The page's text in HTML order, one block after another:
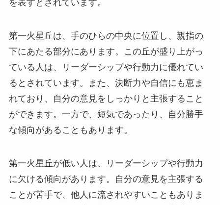
を表すとされています。
第一火星丘は、手のひらの中央に位置し、親指の
下にあたる部分にあります。この丘が盛り上がっ
ている人は、リーダーシップや行動力に優れてい
るとされています。また、決断力や自信にも恵ま
れており、自分の意見をしっかりと主張すること
ができます。一方で、短気であったり、自分勝手
な傾向があることもあります。
第一火星丘が低い人は、リーダーシップや行動力
に欠ける傾向があります。自分の意見を主張する
ことが苦手で、他人に流されやすいこともありま